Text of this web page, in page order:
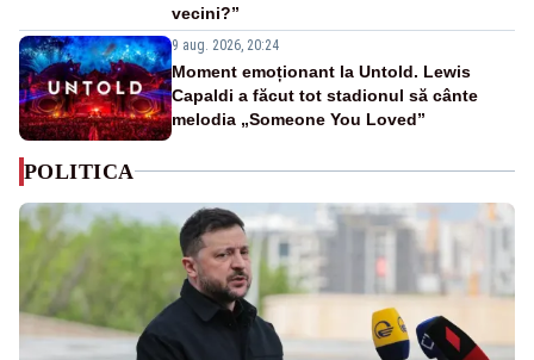
vecini?”
9 aug. 2026, 20:24
Moment emoționant la Untold. Lewis
Capaldi a făcut tot stadionul să cânte
melodia „Someone You Loved”
POLITICA